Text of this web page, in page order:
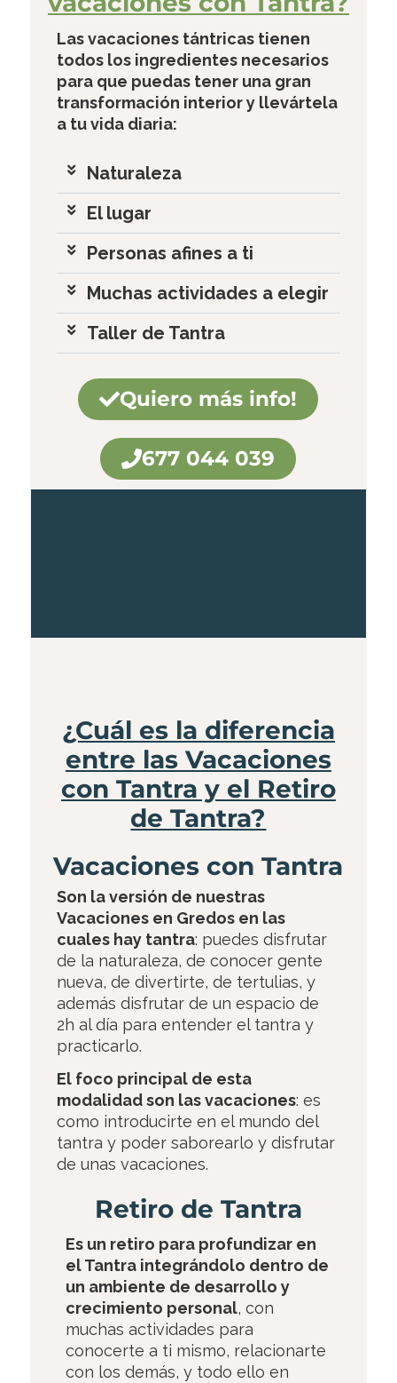
Las vacaciones tántricas tienen
todos los ingredientes necesarios
para que puedas tener una gran
transformación interior y llevártela
a tu vida diaria:
Naturaleza
El lugar
Personas afines a ti
Muchas actividades a elegir
Taller de Tantra
Quiero más info!
677 044 039
¿Cuál es la diferencia
entre las Vacaciones
con Tantra y el Retiro
de Tantra?
Vacaciones con Tantra
Son la versión de nuestras
Vacaciones en Gredos en las
cuales hay tantra: puedes disfrutar
de la naturaleza, de conocer gente
nueva, de divertirte, de tertulias, y
además disfrutar de un espacio de
2h al día para entender el tantra y
practicarlo.
El foco principal de esta
modalidad son las vacaciones: es
como introducirte en el mundo del
tantra y poder saborearlo y disfrutar
de unas vacaciones.
Retiro de Tantra
Es un retiro para profundizar en
el Tantra integrándolo dentro de
un ambiente de desarrollo y
crecimiento personal, con
muchas actividades para
conocerte a ti mismo, relacionarte
con los demás, y todo ello en